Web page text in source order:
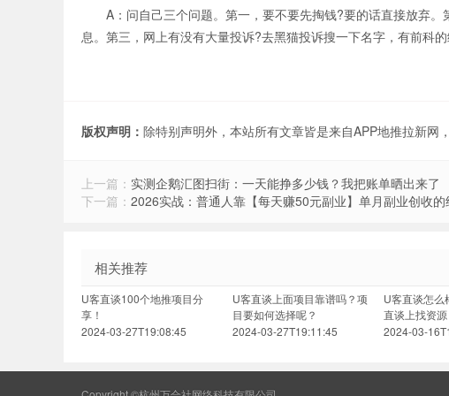
A：问自己三个问题。第一，要不要先掏钱?要的话直接放弃。
息。第三，网上有没有大量投诉?去黑猫投诉搜一下名字，有前科的
版权声明： 除特别声明外，本站所有文章皆是来自APP地推拉新网
上一篇： 实测企鹅汇图扫街：一天能挣多少钱？我把账单晒出来了
下一篇： 2026实战：普通人靠【每天赚50元副业】单月副业创收
相关推荐
U客直谈100个地推项目分
享！
2024-03-27T19:08:45
U客直谈上面项目靠谱吗？项
目要如何选择呢？
2024-03-27T19:11:45
U客直谈怎么
直谈上找资源
2024-03-